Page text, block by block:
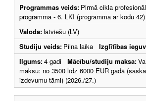
Programmas veids: Pirmā cikla
programma - 6. LKI (programma ar kodu 42)
Valoda:latviešu (LV)
Studiju veids: Pilna laika Izglītības
Ilgums:4 gadi Mācību/studiju maksa:
maksu: no 3500 līdz 6000 EUR gadā
izdevumu tāmi) (2026./27.)